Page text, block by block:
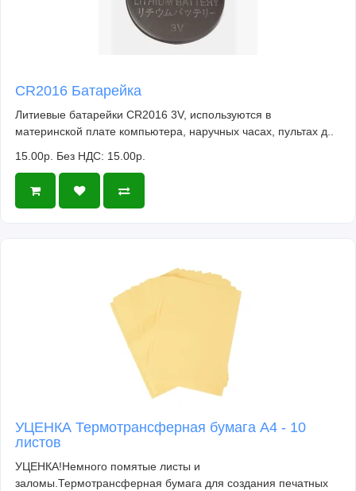
CR2016 Батарейка
Литиевые батарейки CR2016 3V, используются в
материнской плате компьютера, наручных часах, пультах д..
15.00р. Без НДС: 15.00р.
УЦЕНКА Термотрансферная бумага А4 - 10
листов
УЦЕНКА!Немного помятые листы и
заломы.Термотрансферная бумага для создания печатных